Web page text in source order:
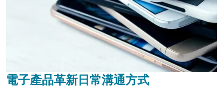
電子產品革新日常溝通方式